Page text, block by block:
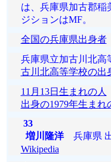
は、兵庫県加古郡稲
ジションはMF。
全国の兵庫県出身者
兵庫県立加古川北
古川北高等学校の出
11月13日生まれの人
出身の1979年生まれ
33
増川隆洋兵庫県
Wikipedia